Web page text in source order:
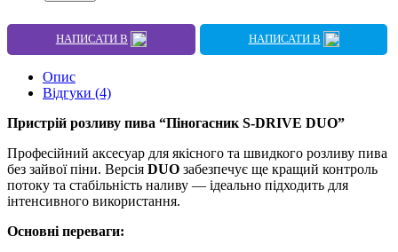
НАПИСАТИ В НАПИСАТИ В
Опис
Відгуки (4)
Пристрій розливу пива “Піногасник S-DRIVE DUO”
Професійний аксесуар для якісного та швидкого розливу пива
без зайвої піни. Версія DUO забезпечує ще кращий контроль
потоку та стабільність наливу — ідеально підходить для
інтенсивного використання.
Основні переваги: